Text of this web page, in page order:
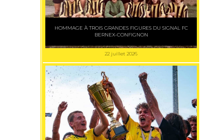
HOMMAGE À TROIS GRANDES FIGURES DU SIGNAL FC
BERNEX-CONFIGNON
22 juillet 2026